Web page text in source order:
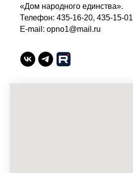
«Дом народного единства».
Телефон: 435-16-20, 435-15-01
E-mail: opno1@mail.ru